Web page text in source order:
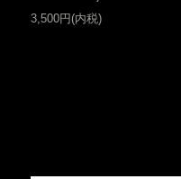
3,500円(内税)